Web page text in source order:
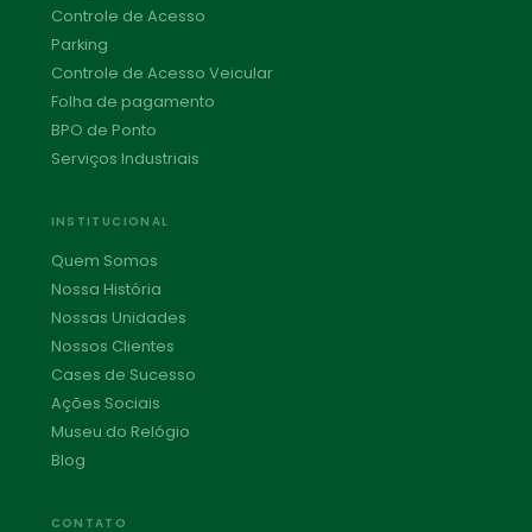
Controle de Acesso
Parking
Controle de Acesso Veicular
Folha de pagamento
BPO de Ponto
Serviços Industriais
INSTITUCIONAL
Quem Somos
Nossa História
Nossas Unidades
Nossos Clientes
Cases de Sucesso
Ações Sociais
Museu do Relógio
Blog
CONTATO